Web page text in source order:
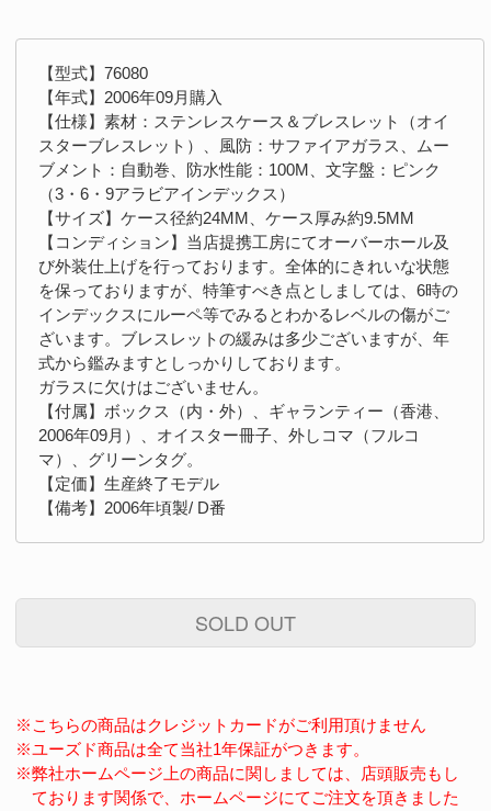
【型式】76080
【年式】2006年09月購入
【仕様】素材：ステンレスケース＆ブレスレット（オイ
スターブレスレット）、風防：サファイアガラス、ムー
ブメント：自動巻、防水性能：100M、文字盤：ピンク
（3・6・9アラビアインデックス）
【サイズ】ケース径約24MM、ケース厚み約9.5MM
【コンディション】当店提携工房にてオーバーホール及
び外装仕上げを行っております。全体的にきれいな状態
を保っておりますが、特筆すべき点としましては、6時の
インデックスにルーペ等でみるとわかるレベルの傷がご
ざいます。ブレスレットの緩みは多少ございますが、年
式から鑑みますとしっかりしております。
ガラスに欠けはございません。
【付属】ボックス（内・外）、ギャランティー（香港、
2006年09月）、オイスター冊子、外しコマ（フルコ
マ）、グリーンタグ。
【定価】生産終了モデル
【備考】2006年頃製/ D番
SOLD OUT
※こちらの商品はクレジットカードがご利用頂けません
※ユーズド商品は全て当社1年保証がつきます。
※弊社ホームページ上の商品に関しましては、店頭販売もし
ております関係で、ホームページにてご注文を頂きました